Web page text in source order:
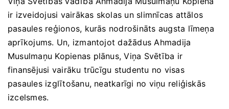
ir izveidojusi vairākas skolas un slimnīcas attālos
pasaules reģionos, kurās nodrošināts augsta līmeņa
aprīkojums. Un, izmantojot dažādus Ahmadija
Musulmaņu Kopienas plānus, Viņa Svētība ir
finansējusi vairāku trūcīgu studentu no visas
pasaules izglītošanu, neatkarīgi no viņu reliģiskās
izcelsmes.